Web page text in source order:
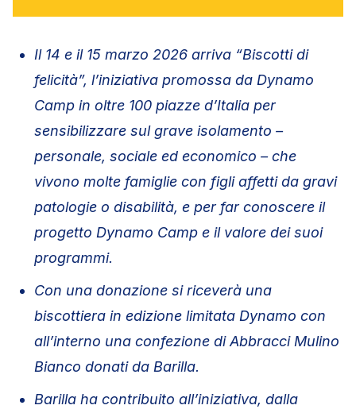
Il 14 e il 15 marzo 2026 arriva “Biscotti di
felicità”, l’iniziativa promossa da Dynamo
Camp in oltre 100 piazze d’Italia per
sensibilizzare sul grave isolamento –
personale, sociale ed economico – che
vivono molte famiglie con figli affetti da gravi
patologie o disabilità, e per far conoscere il
progetto Dynamo Camp e il valore dei suoi
programmi.
Con una donazione si riceverà una
biscottiera in edizione limitata Dynamo con
all’interno una confezione di Abbracci Mulino
Bianco donati da Barilla.
Barilla ha contribuito all’iniziativa, dalla